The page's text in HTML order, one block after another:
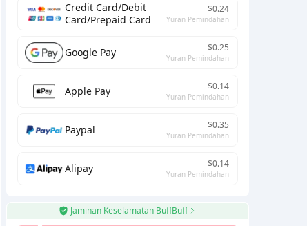
Credit Card/Debit
Card/Prepaid Card
$0.24
Yuran Pemindahan
Google Pay $0.25
Yuran Pemindahan
Apple Pay $0.14
Yuran Pemindahan
Paypal $0.35
Yuran Pemindahan
Alipay $0.14
Yuran Pemindahan
Jaminan Keselamatan BuffBuff